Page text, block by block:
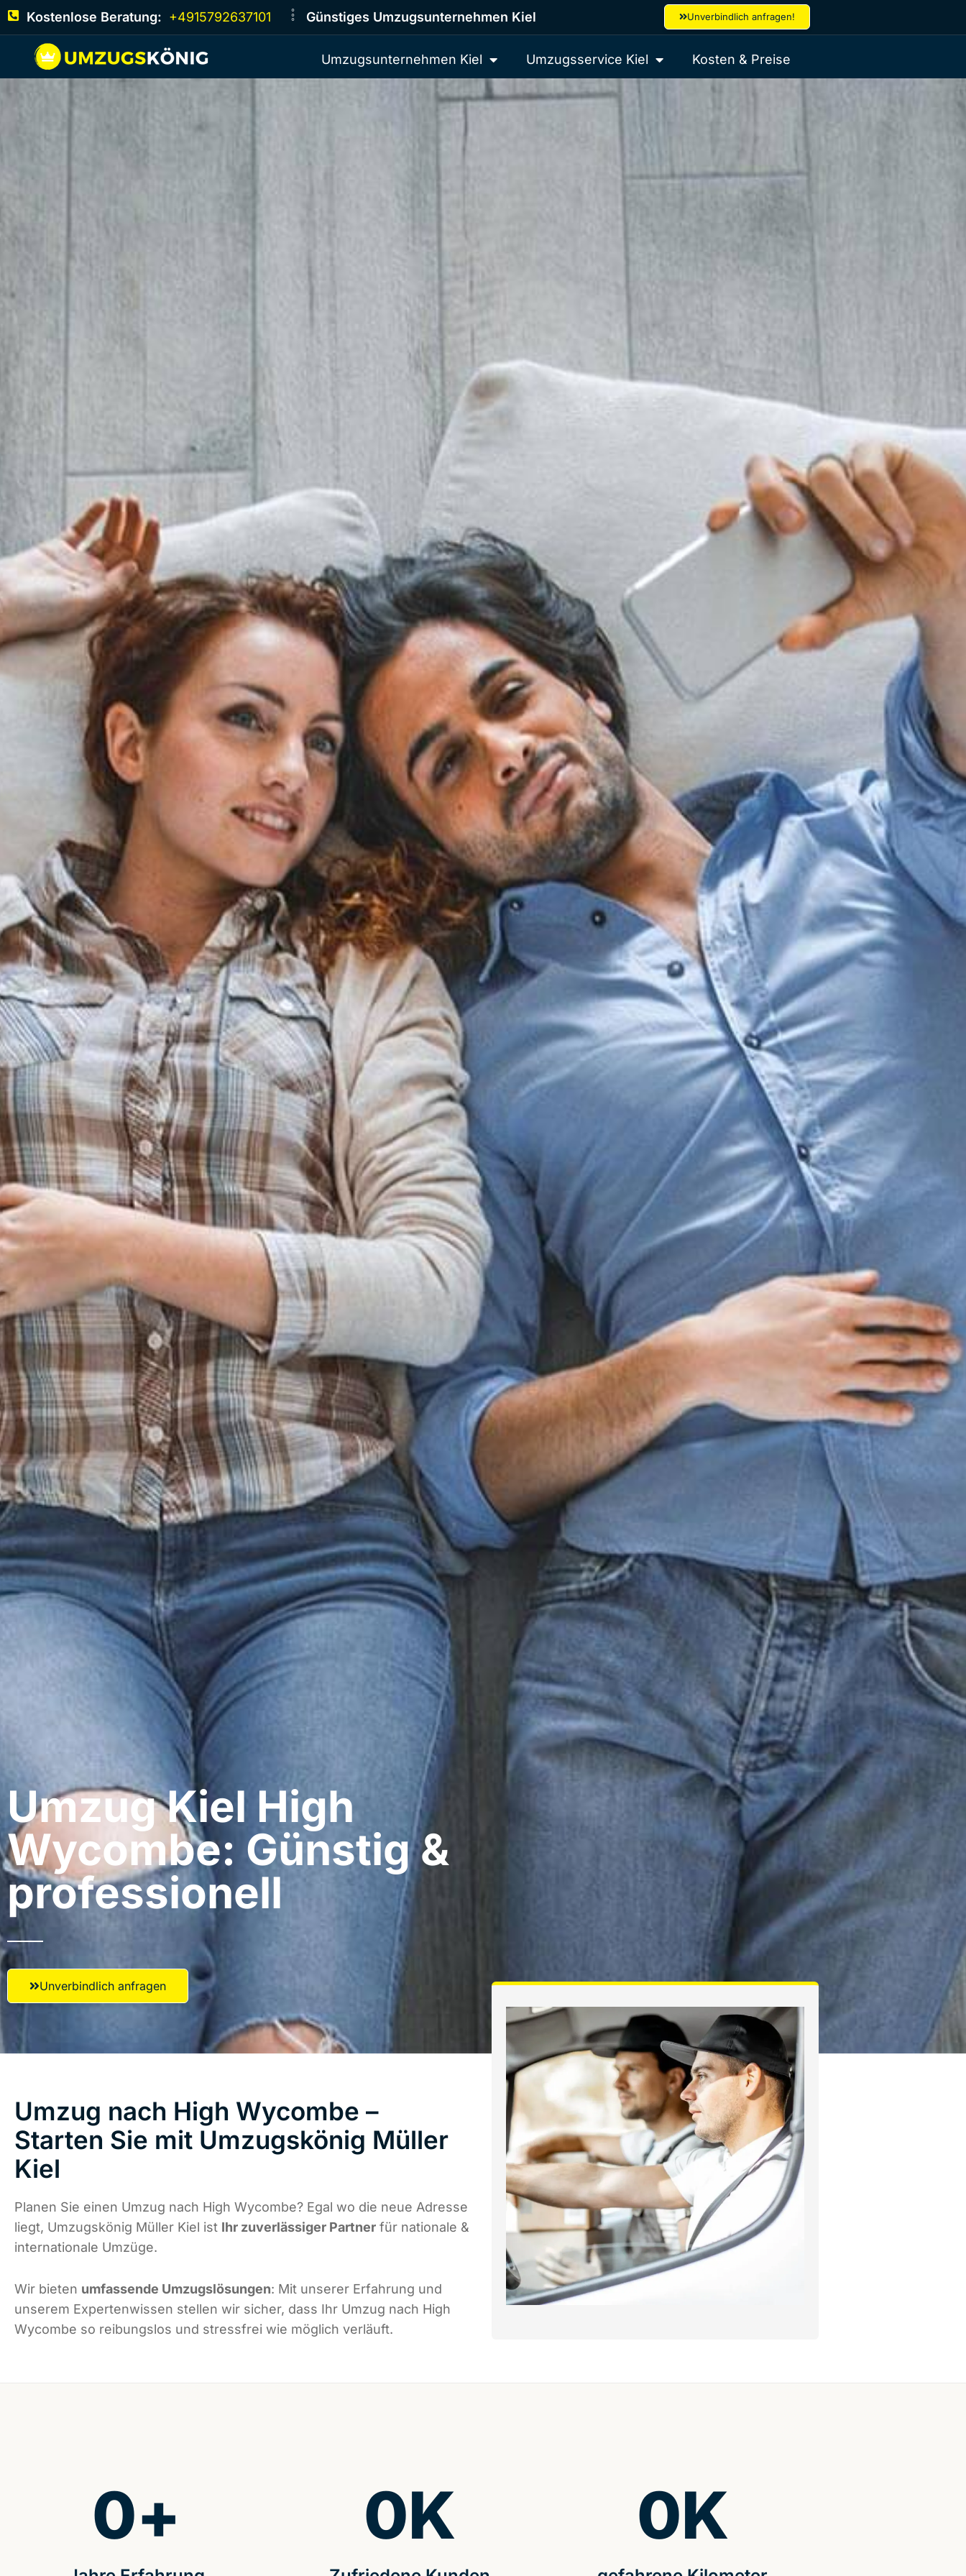
Kostenlose Beratung: +4915792637101 Günstiges Umzugsunternehmen Kiel Unverbindlich anfragen!
Umzugsunternehmen Kiel Umzugsservice Kiel Kosten & Preise
Umzug Kiel​ High
Wycombe: Günstig &
professionell​
Unverbindlich anfragen
Umzug nach High Wycombe –
Starten Sie mit Umzugskönig Müller
Kiel
Planen Sie einen Umzug nach High Wycombe? Egal wo die neue Adresse
liegt, Umzugskönig Müller Kiel ist Ihr zuverlässiger Partner für nationale &
internationale Umzüge.
Wir bieten umfassende Umzugslösungen: Mit unserer Erfahrung und
unserem Expertenwissen stellen wir sicher, dass Ihr Umzug nach High
Wycombe so reibungslos und stressfrei wie möglich verläuft.
0+ 0K 0K